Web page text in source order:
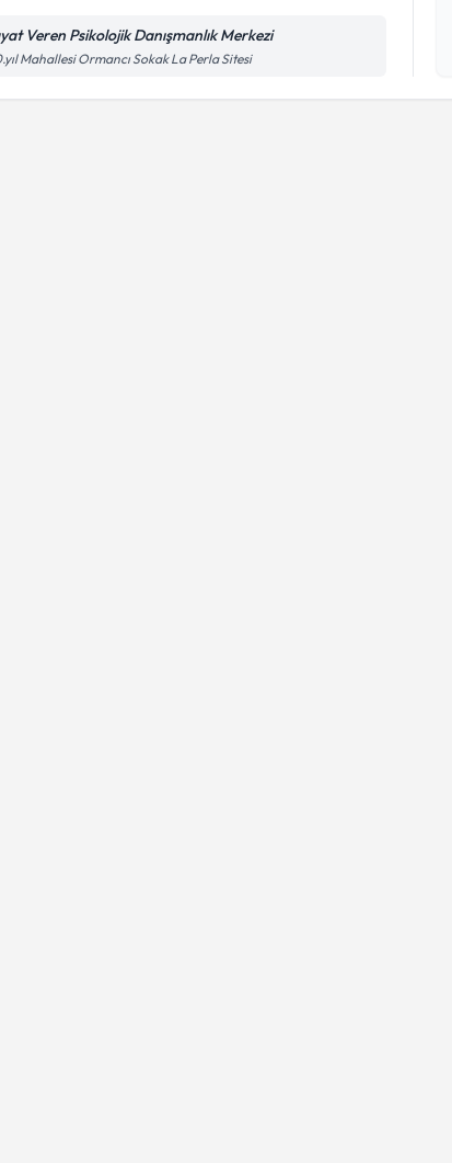
Veren Psikolojik Danışmanlık Merkezi
Mahallesi Ormancı Sokak La Perla Sitesi